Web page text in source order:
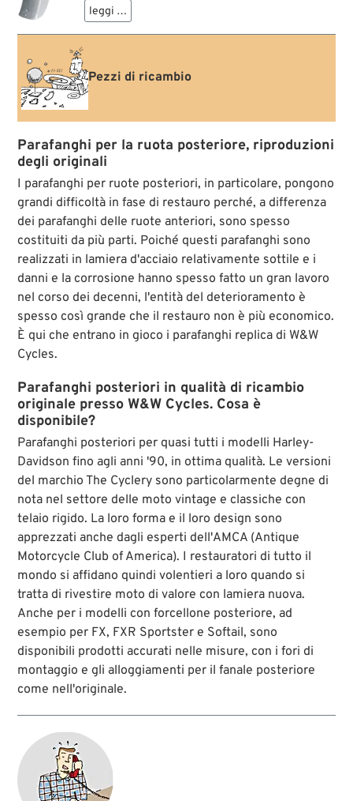
disponibili forati per fanali posteriori originali o
equivalenti, oppure non forati per consentire il
leggi …
Pezzi di ricambio
Parafanghi per la ruota posteriore, riproduzioni
degli originali
I parafanghi per ruote posteriori, in particolare, pongono
grandi difficoltà in fase di restauro perché, a differenza
dei parafanghi delle ruote anteriori, sono spesso
costituiti da più parti. Poiché questi parafanghi sono
realizzati in lamiera d'acciaio relativamente sottile e i
danni e la corrosione hanno spesso fatto un gran lavoro
nel corso dei decenni, l'entità del deterioramento è
spesso così grande che il restauro non è più economico.
È qui che entrano in gioco i parafanghi replica di W&W
Cycles.
Parafanghi posteriori in qualità di ricambio
originale presso W&W Cycles. Cosa è
disponibile?
Parafanghi posteriori per quasi tutti i modelli Harley-
Davidson fino agli anni '90, in ottima qualità. Le versioni
del marchio The Cyclery sono particolarmente degne di
nota nel settore delle moto vintage e classiche con
telaio rigido. La loro forma e il loro design sono
apprezzati anche dagli esperti dell'AMCA (Antique
Motorcycle Club of America). I restauratori di tutto il
mondo si affidano quindi volentieri a loro quando si
tratta di rivestire moto di valore con lamiera nuova.
Anche per i modelli con forcellone posteriore, ad
esempio per FX, FXR Sportster e Softail, sono
disponibili prodotti accurati nelle misure, con i fori di
montaggio e gli alloggiamenti per il fanale posteriore
come nell'originale.